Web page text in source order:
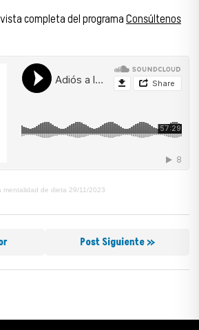
completa del programaConsúltenos
mentalidad de dieta 29/11/2023
Post Siguiente »